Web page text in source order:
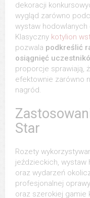
dekoracji
wygląd zarówno
wystaw
Klasyczny kotylion
pozwala podkreślić
osiągnięć
proporcje sprawiają,
efektownie zarówno
nagród.
Star
Rozety
jeździeckich, wystaw
oraz wydarzeń
profesjonalnej
oraz szerokiej gamie